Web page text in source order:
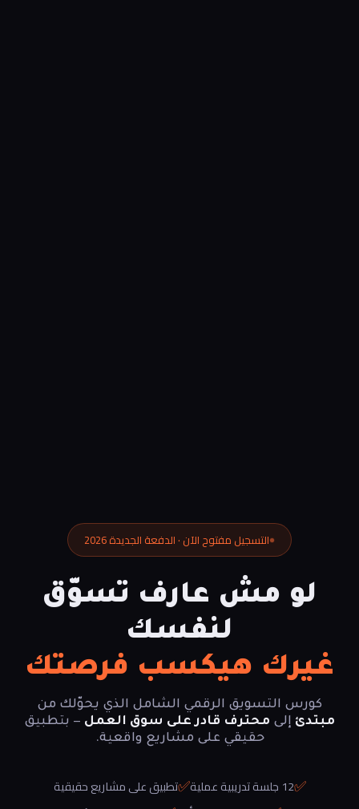
التسجيل مفتوح الآن · الدفعة الجديدة 2026
لو مش عارف تسوّق
لنفسك
غيرك هيكسب فرصتك
كورس التسويق الرقمي الشامل الذي يحوّلك من
مبتدئ إلى محترف قادر على سوق العمل — بتطبيق
حقيقي على مشاريع واقعية.
✅12 جلسة تدريبية عملية ✅تطبيق على مشاريع حقيقية